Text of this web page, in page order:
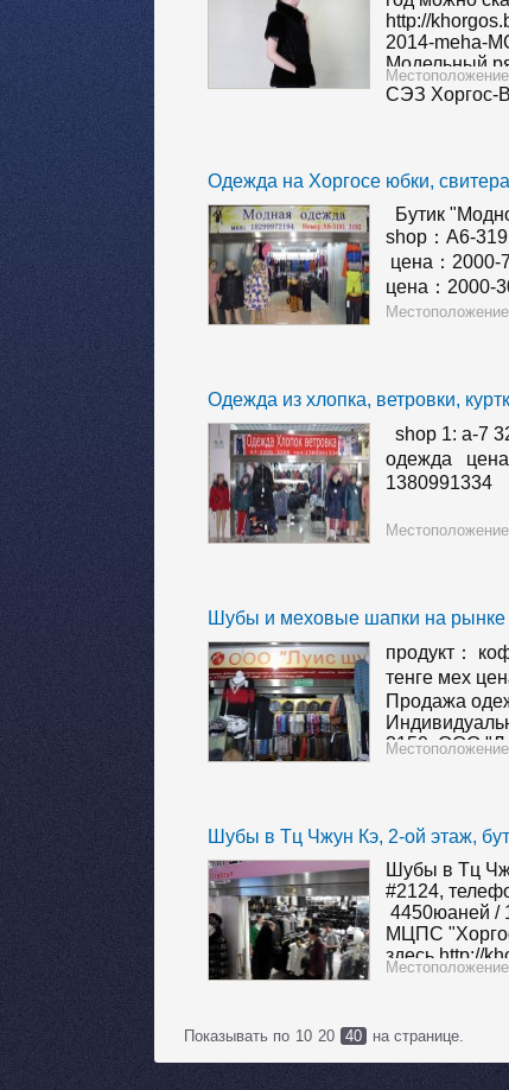
http://
2014-meha-
Модельный
актуальными
появляется
СЭЗ Хоргос-
Одежда на Хоргосе юбки,
Бутик
shop：A6-
цена：
цена：
цена：
Одежда из хлопка, ветровки,
shop 1: a-7
одежда цена
1380991334
Шубы и меховые шапки на рынке
продукт：
тенге мех
Продажа
3150, ООО
с
Шубы в Тц Чжун Кэ, 2-ой этаж,
Шубы в Тц
#2124,
4450юаней /
МЦПС
здесь http://
shub-2014-
появляется…
Показывать по 10 20 40 на странице.